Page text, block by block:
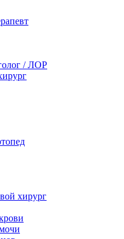
/ ЛОР
хирург